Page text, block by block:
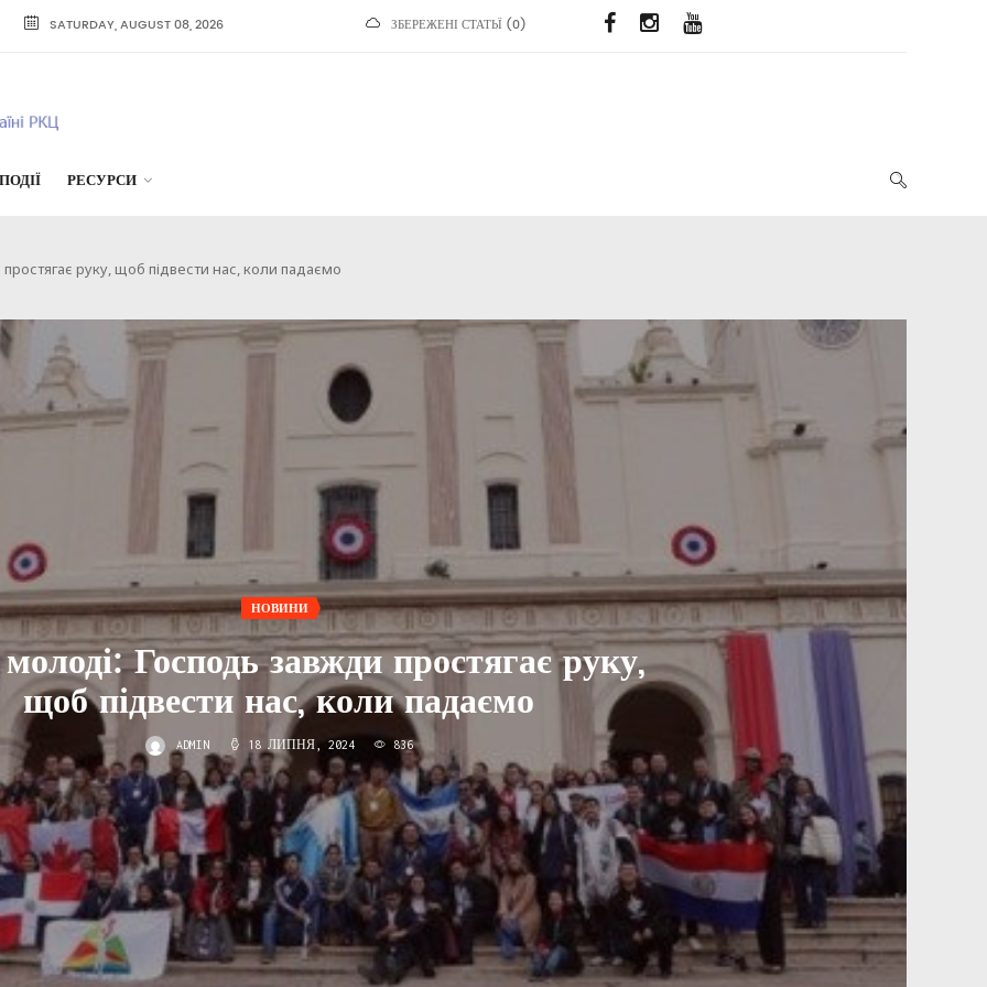
SATURDAY, AUGUST 08, 2026 ЗБЕРЕЖЕНІ СТАТЬЇ (0)
ПОДІЇ РЕСУРСИ
руку, щоб підвести нас, коли падаємо
НОВИНИ
Господь завжди простягає руку,
щоб підвести нас, коли падаємо
ADMIN 18 ЛИПНЯ, 2024 836